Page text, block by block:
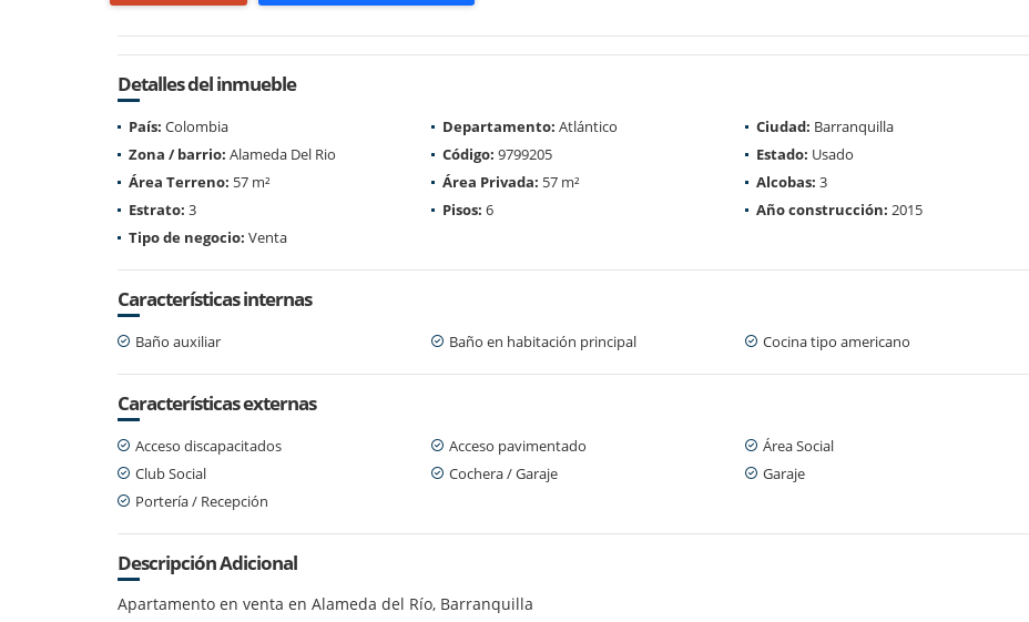
Detalles del inmueble
País: Colombia Departamento: Atlántico Ciudad: Barranquilla
Zona / barrio: Alameda Del Rio Código: 9799205 Estado: Usado
Área Terreno: 57 m² Área Privada: 57 m² Alcobas: 3
Estrato: 3 Pisos: 6 Año construcción: 2015
Tipo de negocio: Venta
Características internas
Baño auxiliar Baño en habitación principal Cocina tipo americano
Características externas
Acceso discapacitados Acceso pavimentado Área Social
Club Social
Cochera / Garaje Garaje
Portería / Recepción
Descripción Adicional
Apartamento en venta en Alameda del Río, Barranquilla